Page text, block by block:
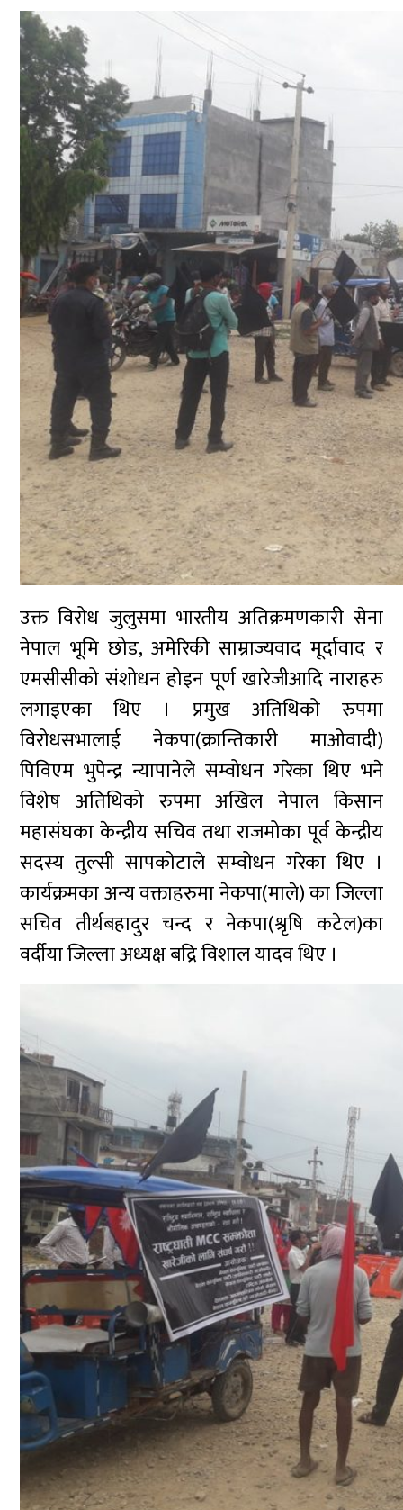
उक्त विरोध जुलुसमा भारतीय अतिक्रमणकारी सेना
नेपाल भूमि छोड, अमेरिकी साम्राज्यवाद मूर्दावाद र
एमसीसीको संशोधन होइन पूर्ण खारेजीआदि नाराहरु
लगाइएका थिए । प्रमुख अतिथिको रुपमा
विरोधसभालाई नेकपा(क्रान्तिकारी माओवादी)
पिविएम भुपेन्द्र न्यापानेले सम्वोधन गरेका थिए भने
विशेष अतिथिको रुपमा अखिल नेपाल किसान
महासंघका केन्द्रीय सचिव तथा राजमोका पूर्व केन्द्रीय
सदस्य तुल्सी सापकोटाले सम्वोधन गरेका थिए ।
कार्यक्रमका अन्य वक्ताहरुमा नेकपा(माले) का जिल्ला
सचिव तीर्थबहादुर चन्द र नेकपा(श्रृषि कटेल)का
वर्दीया जिल्ला अध्यक्ष बद्रि विशाल यादव थिए ।